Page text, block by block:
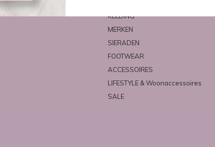
KLEDING
MERKEN
SIERADEN
FOOTWEAR
ACCESSOIRES
LIFESTYLE & Woonaccessoires
SALE